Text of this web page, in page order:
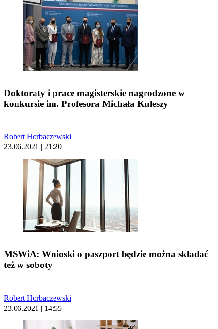
Doktoraty i prace magisterskie nagrodzone w
konkursie im. Profesora Michała Kuleszy
Robert Horbaczewski
23.06.2021 | 21:20
MSWiA: Wnioski o paszport będzie można składać
też w soboty
Robert Horbaczewski
23.06.2021 | 14:55